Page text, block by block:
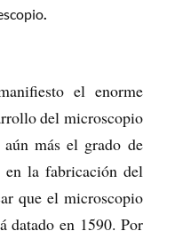
.
el enorme
del microscopio
más el grado de
en la fabricación del
que el microscopio
datado en 1590. Por